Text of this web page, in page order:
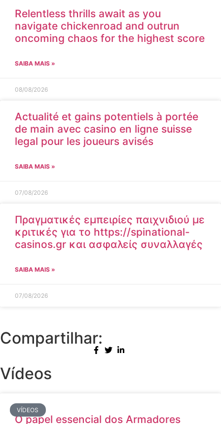
Relentless thrills await as you
navigate chickenroad and outrun
oncoming chaos for the highest score
SAIBA MAIS »
08/08/2026
Actualité et gains potentiels à portée
de main avec casino en ligne suisse
legal pour les joueurs avisés
SAIBA MAIS »
07/08/2026
Πραγματικές εμπειρίες παιχνιδιού με
κριτικές για το https://spinational-
casinos.gr και ασφαλείς συναλλαγές
SAIBA MAIS »
07/08/2026
Compartilhar:
Vídeos
VÍDEOS
O papel essencial dos Armadores